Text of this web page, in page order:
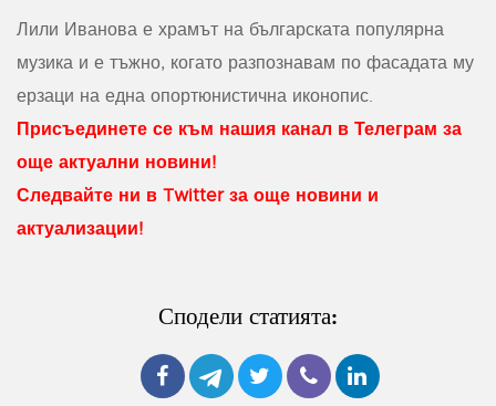
Лили Иванова е храмът на българската популярна
музика и е тъжно, когато разпознавам по фасадата му
ерзаци на една опортюнистична иконопис.
Присъединете се към нашия канал в Телеграм за
още актуални новини!
Следвайте ни в Twitter за още новини и
актуализации!
Сподели статията: